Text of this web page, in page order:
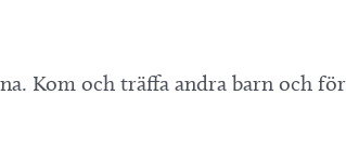
Kom och träffa andra barn och